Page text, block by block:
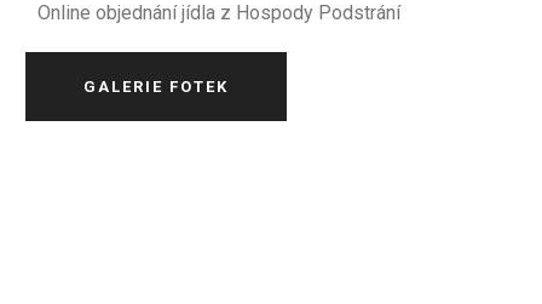
Online objednání jídla z Hospody Podstrání
GALERIE FOTEK